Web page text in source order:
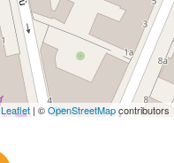
Leaflet | ©OpenStreetMapcontributors